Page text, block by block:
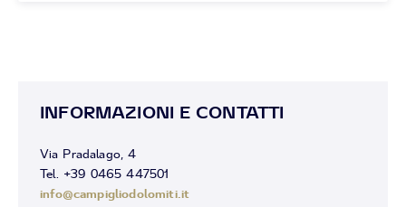
INFORMAZIONI E CONTATTI
Via Pradalago, 4
Tel. +39 0465 447501
info@campigliodolomiti.it